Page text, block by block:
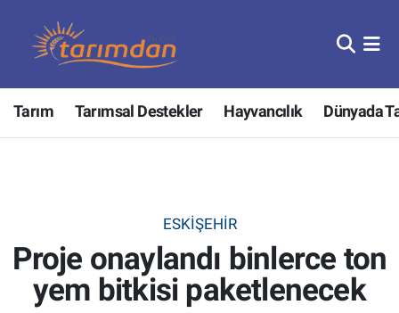
Tarım Tarımsal Destekler Hayvancılık Dünyada
ESKIŞEHIR
Proje onaylandı binlerce ton
yem bitkisi paketlenecek
Tarım
Hayvancılık
Tarımsal Destekler
Tarım Bakanlığı
Nöbetçi Eczaneler
Hava Durumu
Tüm Manşetler
Son Dakika Haberleri